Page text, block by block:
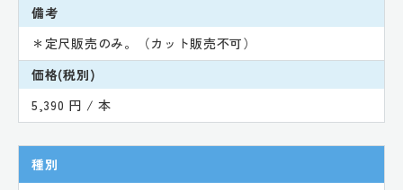
備考
＊定尺販売のみ。（カット販売不可）
価格(税別)
5,390 円 / 本
種別